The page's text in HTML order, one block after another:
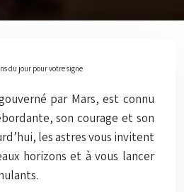
du jour pour votre signe
par Mars, est connu
son courage et son
les astres vous invitent
horizons et à vous lancer